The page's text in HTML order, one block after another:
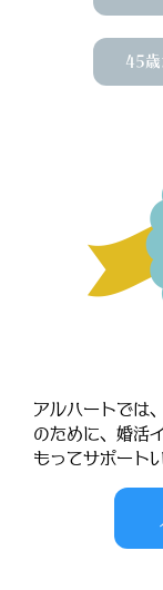
45歳
アルハートでは
のために、婚活
もってサポート